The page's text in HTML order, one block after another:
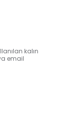
kalın
email